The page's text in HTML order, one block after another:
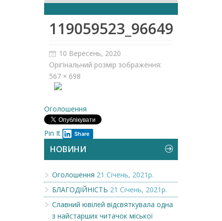
10 Вересень, 2020
Орігінальний розмір зображення:
567 × 698
Оголошення
Pin It Share
НОВИНИ
Оголошення 21 Січень, 2021р.
БЛАГОДІЙНІСТЬ 21 Січень, 2021р.
Славний ювілей відсвяткувала одна
з найстарших читачок міської